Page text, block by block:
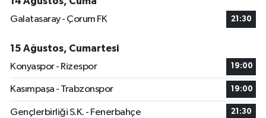
Galatasaray - Çorum FK
21:30
15 Ağustos, Cumartesi
Konyaspor - Rizespor
19:00
Kasımpaşa - Trabzonspor 19:00
Gençlerbirliği S.K. - Fenerbahçe 21:30